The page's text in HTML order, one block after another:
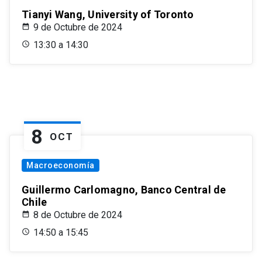
Tianyi Wang, University of Toronto
9 de Octubre de 2024
13:30 a 14:30
8 OCT
Macroeconomía
Guillermo Carlomagno, Banco Central de
Chile
8 de Octubre de 2024
14:50 a 15:45